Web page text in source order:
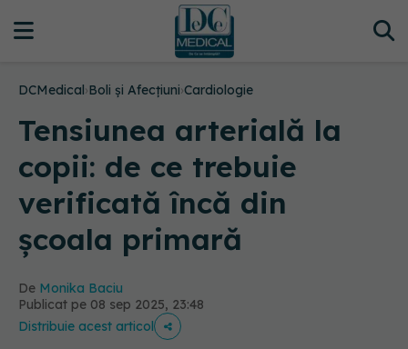
DCMedical›Boli și Afecțiuni›Cardiologie
Tensiunea arterială la
copii: de ce trebuie
verificată încă din
școala primară
De Monika Baciu
Publicat pe 08 sep 2025, 23:48
Distribuie acest articol